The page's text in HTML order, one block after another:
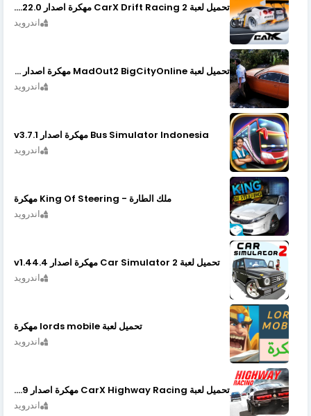
تحميل لعبة CarX Drift Racing 2 مهكرة اصدار v1.22.0
اندرويد
تحميل لعبة MadOut2 BigCityOnline مهكرة اصدار v10.48
اندرويد
Bus Simulator Indonesia مهكرة اصدار v3.7.1
اندرويد
ملك الطارة - King Of Steering مهكرة
اندرويد
تحميل لعبة Car Simulator 2 مهكرة اصدار v1.44.4
اندرويد
تحميل لعبة lords mobile مهكرة
اندرويد
تحميل لعبة CarX Highway Racing مهكرة اصدار v1.74.9
اندرويد